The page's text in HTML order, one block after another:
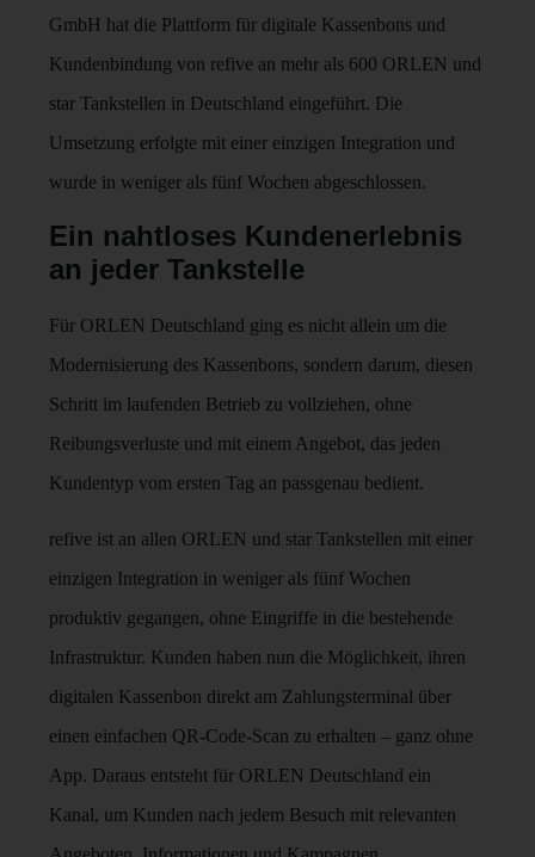
GmbH hat die Plattform für digitale Kassenbons und
Kundenbindung von refive an mehr als 600 ORLEN und
star Tankstellen in Deutschland eingeführt. Die
Umsetzung erfolgte mit einer einzigen Integration und
wurde in weniger als fünf Wochen abgeschlossen.
Ein nahtloses Kundenerlebnis
an jeder Tankstelle
Für ORLEN Deutschland ging es nicht allein um die
Modernisierung des Kassenbons, sondern darum, diesen
Schritt im laufenden Betrieb zu vollziehen, ohne
Reibungsverluste und mit einem Angebot, das jeden
Kundentyp vom ersten Tag an passgenau bedient.
refive ist an allen ORLEN und star Tankstellen mit einer
einzigen Integration in weniger als fünf Wochen
produktiv gegangen, ohne Eingriffe in die bestehende
Infrastruktur. Kunden haben nun die Möglichkeit, ihren
digitalen Kassenbon direkt am Zahlungsterminal über
einen einfachen QR-Code-Scan zu erhalten – ganz ohne
App. Daraus entsteht für ORLEN Deutschland ein
Kanal, um Kunden nach jedem Besuch mit relevanten